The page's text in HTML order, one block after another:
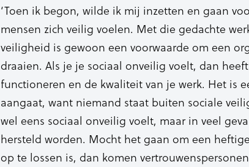
‘Toen ik begon, wilde ik mij inzetten en gaan
mensen zich veilig voelen. Met die gedachte
veiligheid is gewoon een voorwaarde om een
draaien. Als je je sociaal onveilig voelt, dan
functioneren en de kwaliteit van je werk. Het is
aangaat, want niemand staat buiten sociale
wel eens sociaal onveilig voelt, maar in veel
hersteld worden. Mocht het gaan om een
op te lossen is, dan komen